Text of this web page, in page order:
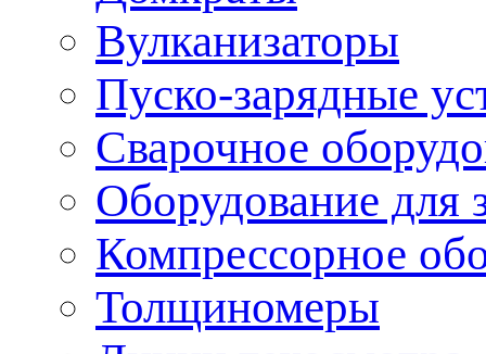
Вулканизаторы
Пуско-зарядные
Сварочное
Оборудование для
Компрессорное
Толщиномеры